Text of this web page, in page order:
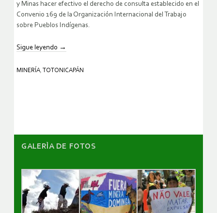
y Minas hacer efectivo el derecho de consulta establecido en el
Convenio 169 de la Organización Internacional del Trabajo
sobre Pueblos Indígenas.
Sigue leyendo →
MINERÍA, TOTONICAPÁN
GALERÌA DE FOTOS